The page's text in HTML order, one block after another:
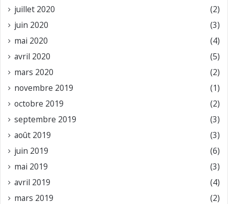
juillet 2020
(2)
juin 2020
(3)
mai 2020
(4)
avril 2020
(5)
mars 2020
(2)
novembre 2019
(1)
octobre 2019
(2)
septembre 2019
(3)
août 2019
(3)
juin 2019
(6)
mai 2019
(3)
avril 2019
(4)
mars 2019
(2)